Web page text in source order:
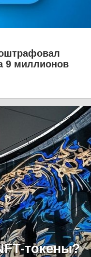
9 миллионов
токены?